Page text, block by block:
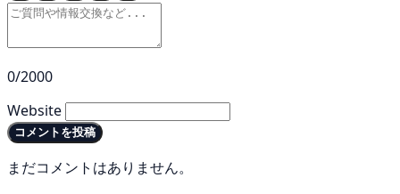
0/2000
Website
コメントを投稿
まだコメントはありません。